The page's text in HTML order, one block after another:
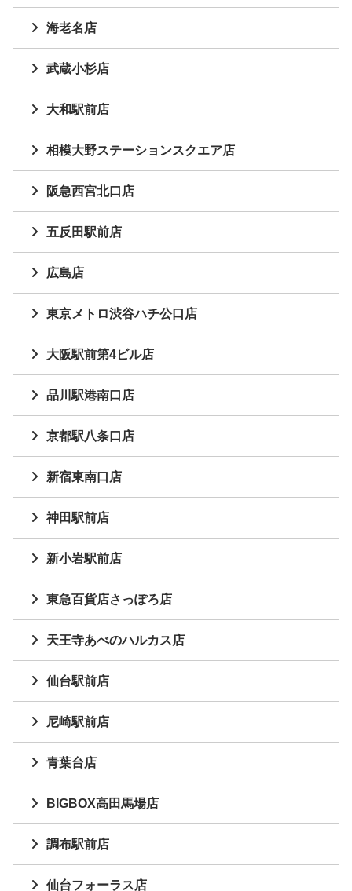
海老名店
武蔵小杉店
大和駅前店
相模大野ステーションスクエア店
阪急西宮北口店
五反田駅前店
広島店
東京メトロ渋谷ハチ公口店
大阪駅前第4ビル店
品川駅港南口店
京都駅八条口店
新宿東南口店
神田駅前店
新小岩駅前店
東急百貨店さっぽろ店
天王寺あべのハルカス店
仙台駅前店
尼崎駅前店
青葉台店
BIGBOX高田馬場店
調布駅前店
仙台フォーラス店